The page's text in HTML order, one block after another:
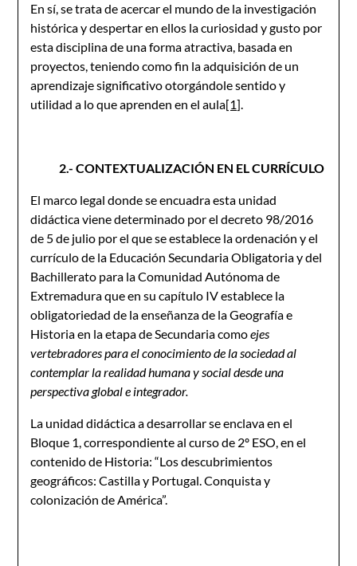
En sí, se trata de acercar el mundo de la investigación
histórica y despertar en ellos la curiosidad y gusto por
esta disciplina de una forma atractiva, basada en
proyectos, teniendo como fin la adquisición de un
aprendizaje significativo otorgándole sentido y
utilidad a lo que aprenden en el aula[1].
2.- CONTEXTUALIZACIÓN EN EL CURRÍCULO
El marco legal donde se encuadra esta unidad
didáctica viene determinado por el decreto 98/2016
de 5 de julio por el que se establece la ordenación y el
currículo de la Educación Secundaria Obligatoria y del
Bachillerato para la Comunidad Autónoma de
Extremadura que en su capítulo IV establece la
obligatoriedad de la enseñanza de la Geografía e
Historia en la etapa de Secundaria comoejes
vertebradores para el conocimiento de la sociedad al
contemplar la realidad humana y social desde una
perspectiva global e integrador.
La unidad didáctica a desarrollar se enclava en el
Bloque 1, correspondiente al curso de 2º ESO, en el
contenido de Historia: “Los descubrimientos
geográficos: Castilla y Portugal. Conquista y
colonización de América”.